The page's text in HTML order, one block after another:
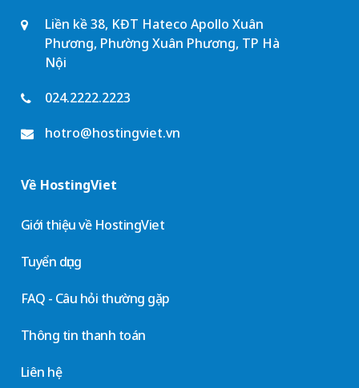
Liền kề 38, KĐT Hateco Apollo Xuân
Phương, Phường Xuân Phương, TP Hà
Nội
024.2222.2223
hotro@hostingviet.vn
Về HostingViet
Giới thiệu về HostingViet
Tuyển dụng
FAQ - Câu hỏi thường gặp
Thông tin thanh toán
Liên hệ